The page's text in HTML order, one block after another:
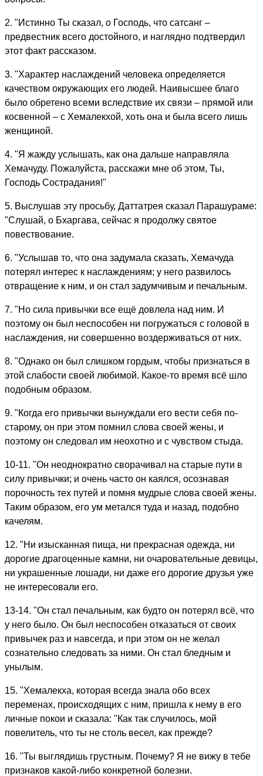
2. "Истинно Ты сказал, о Господь, что сатсанг –
предвестник всего достойного, и наглядно подтвердил
этот факт рассказом.
3. "Характер наслаждений человека определяется
качеством окружающих его людей. Наивысшее благо
было обретено всеми вследствие их связи – прямой или
косвенной – с Хемалекхой, хоть она и была всего лишь
женщиной.
4. "Я жажду услышать, как она дальше направляла
Хемачуду. Пожалуйста, расскажи мне об этом, Ты,
Господь Сострадания!"
5. Выслушав эту просьбу, Даттатрея сказал Парашураме:
"Слушай, о Бхаргава, сейчас я продолжу святое
повествование.
6. "Услышав то, что она задумала сказать, Хемачуда
потерял интерес к наслаждениям; у него развилось
отвращение к ним, и он стал задумчивым и печальным.
7. "Но сила привычки все ещё довлела над ним. И
поэтому он был неспособен ни погружаться с головой в
наслаждения, ни совершенно воздерживаться от них.
8. "Однако он был слишком гордым, чтобы признаться в
этой слабости своей любимой. Какое-то время всё шло
подобным образом.
9. "Когда его привычки вынуждали его вести себя по-
старому, он при этом помнил слова своей жены, и
поэтому он следовал им неохотно и с чувством стыда.
10-11. "Он неоднократно сворачивал на старые пути в
силу привычки; и очень часто он каялся, осознавая
пopoчность тех путей и помня мудрые слова своей жены.
Таким образом, его ум метался туда и назад, подобно
качелям.
12. "Ни изысканная пища, ни прекрасная одежда, ни
дорогие драгоценные камни, ни очаровательные девицы,
ни украшенные лошади, ни даже его дорогие друзья уже
не интересовали его.
13-14. "Он стал печальным, как будто он потерял всё, что
у него было. Он был неспособен отказаться от своих
привычек раз и навсегда, и при этом он не желал
сознательно следовать за ними. Он стал бледным и
унылым.
15. "Хемалекха, которая всегда знала обо всех
переменах, происходящих с ним, пришла к нему в его
личные покои и сказала: "Как так случилось, мой
повелитель, что ты не столь весел, как прежде?
16. "Ты выглядишь грустным. Почему? Я не вижу в тебе
признаков какой-либо конкретной болезни.